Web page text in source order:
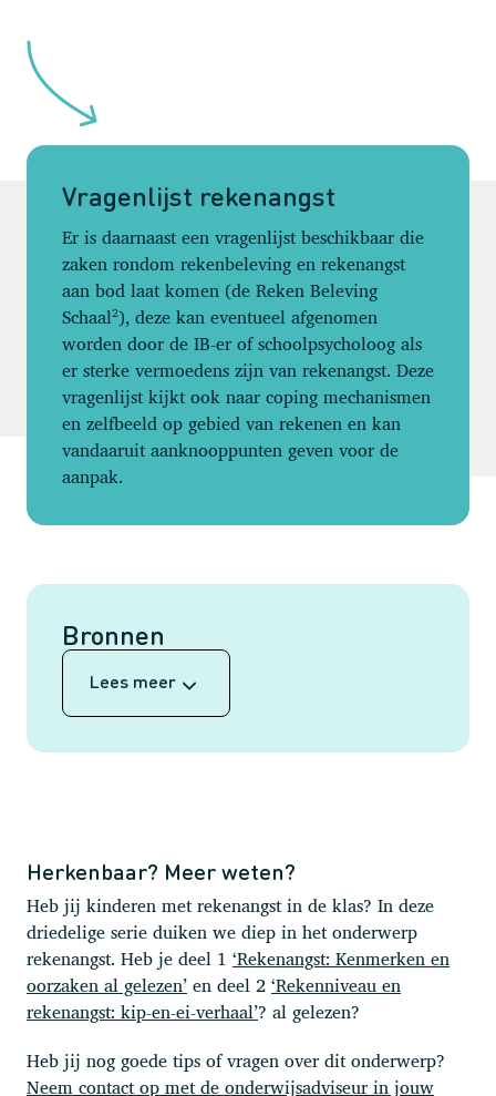
Vragenlijst rekenangst
Er is daarnaast een vragenlijst beschikbaar die
zaken rondom rekenbeleving en rekenangst
aan bod laat komen (de Reken Beleving
Schaal²), deze kan eventueel afgenomen
worden door de IB-er of schoolpsycholoog als
er sterke vermoedens zijn van rekenangst. Deze
vragenlijst kijkt ook naar coping mechanismen
en zelfbeeld op gebied van rekenen en kan
vandaaruit aanknooppunten geven voor de
aanpak.
Bronnen
Lees meer
Herkenbaar? Meer weten?
Heb jij kinderen met rekenangst in de klas? In deze
driedelige serie duiken we diep in het onderwerp
rekenangst. Heb je deel 1 ‘Rekenangst: Kenmerken en
oorzaken al gelezen’en deel 2‘Rekenniveau en
rekenangst: kip-en-ei-verhaal’? al gelezen?
Heb jij nog goede tips of vragen over dit onderwerp?
Neem contact op met de onderwijsadviseur in jouw